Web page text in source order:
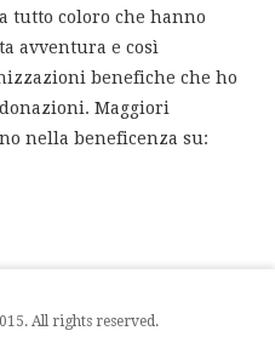
tutto coloro che hanno
avventura e così
benefiche che ho
Maggiori
nella beneficenza su:
All rights reserved.